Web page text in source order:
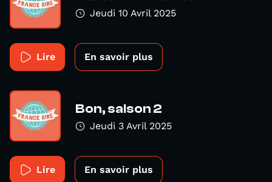
Jeudi 10 Avril 2025
Lire En savoir plus
Bon, saison 2
Jeudi 3 Avril 2025
Lire En savoir plus